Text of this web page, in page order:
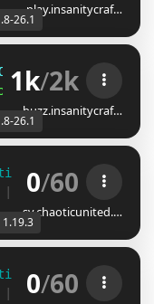
play.insanitycraf…
26.1
|| 1.8 - 26.1
| Skyblock
1k/2k
buzz.insanitycraf…
26.1
United 1.19.3
SkyBlock
0/60
sv.chaoticunited.…
1.19.3
United 1.19.3
SkyBlock
0/60